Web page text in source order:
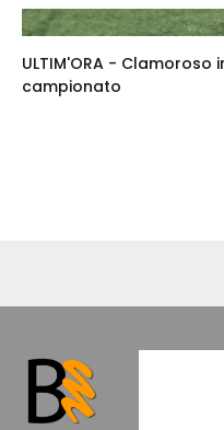
ULTIM'ORA - Clamoroso
campionato